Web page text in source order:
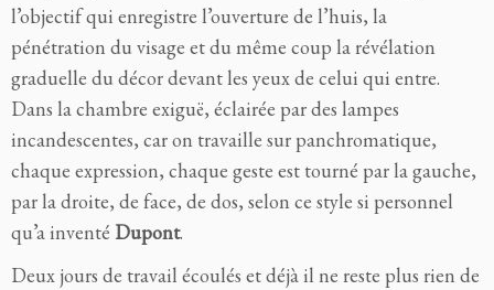
l’objectif qui enregistre l’ouverture de l’huis, la
pénétration du visage et du même coup la révélation
graduelle du décor devant les yeux de celui qui entre.
Dans la chambre exiguë, éclairée par des lampes
incandescentes, car on travaille sur panchromatique,
chaque expression, chaque geste est tourné par la gauche,
par la droite, de face, de dos, selon ce style si personnel
qu’a inventé Dupont.
Deux jours de travail écoulés et déjà il ne reste plus rien de